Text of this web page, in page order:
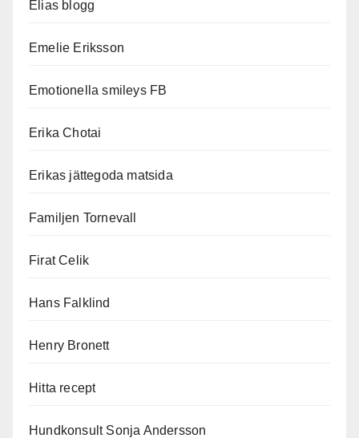
Elias blogg
Emelie Eriksson
Emotionella smileys FB
Erika Chotai
Erikas jättegoda matsida
Familjen Tornevall
Firat Celik
Hans Falklind
Henry Bronett
Hitta recept
Hundkonsult Sonja Andersson